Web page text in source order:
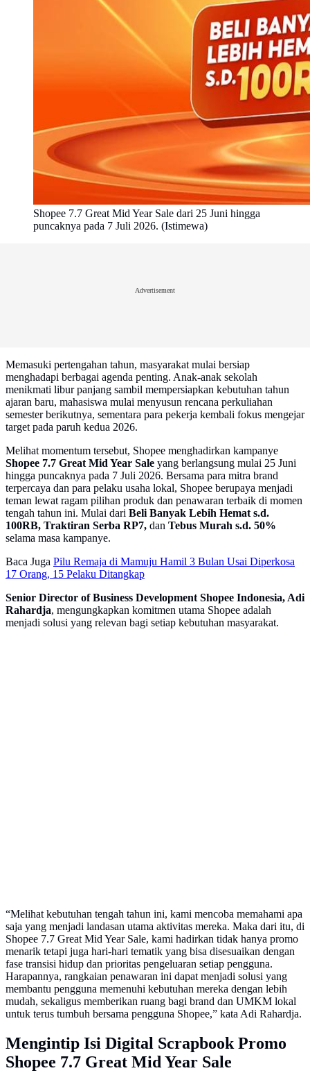
Shopee 7.7 Great Mid Year Sale dari 25 Juni hingga
puncaknya pada 7 Juli 2026. (Istimewa)
Advertisement
Memasuki pertengahan tahun, masyarakat mulai bersiap
menghadapi berbagai agenda penting. Anak-anak sekolah
menikmati libur panjang sambil mempersiapkan kebutuhan tahun
ajaran baru, mahasiswa mulai menyusun rencana perkuliahan
semester berikutnya, sementara para pekerja kembali fokus mengejar
target pada paruh kedua 2026.
Melihat momentum tersebut, Shopee menghadirkan kampanye
Shopee 7.7 Great Mid Year Sale yang berlangsung mulai 25 Juni
hingga puncaknya pada 7 Juli 2026. Bersama para mitra brand
terpercaya dan para pelaku usaha lokal, Shopee berupaya menjadi
teman lewat ragam pilihan produk dan penawaran terbaik di momen
tengah tahun ini. Mulai dari Beli Banyak Lebih Hemat s.d.
100RB, Traktiran Serba RP7, dan Tebus Murah s.d. 50%
selama masa kampanye.
Baca Juga Pilu Remaja di Mamuju Hamil 3 Bulan Usai Diperkosa
17 Orang, 15 Pelaku Ditangkap
Senior Director of Business Development Shopee Indonesia, Adi
Rahardja, mengungkapkan komitmen utama Shopee adalah
menjadi solusi yang relevan bagi setiap kebutuhan masyarakat.
“Melihat kebutuhan tengah tahun ini, kami mencoba memahami apa
saja yang menjadi landasan utama aktivitas mereka. Maka dari itu, di
Shopee 7.7 Great Mid Year Sale, kami hadirkan tidak hanya promo
menarik tetapi juga hari-hari tematik yang bisa disesuaikan dengan
fase transisi hidup dan prioritas pengeluaran setiap pengguna.
Harapannya, rangkaian penawaran ini dapat menjadi solusi yang
membantu pengguna memenuhi kebutuhan mereka dengan lebih
mudah, sekaligus memberikan ruang bagi brand dan UMKM lokal
untuk terus tumbuh bersama pengguna Shopee,” kata Adi Rahardja.
Mengintip Isi Digital Scrapbook Promo
Shopee 7.7 Great Mid Year Sale